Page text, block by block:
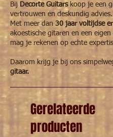
Bij Decorte Guitarskoop je een
vertrouwen én deskundig advies.
Met meer dan 30 jaar voltijdse
akoestische gitaren en een
mag je rekenen op echte
Daarom krijg je bij ons
gitaar.
Gerelateerde
producten